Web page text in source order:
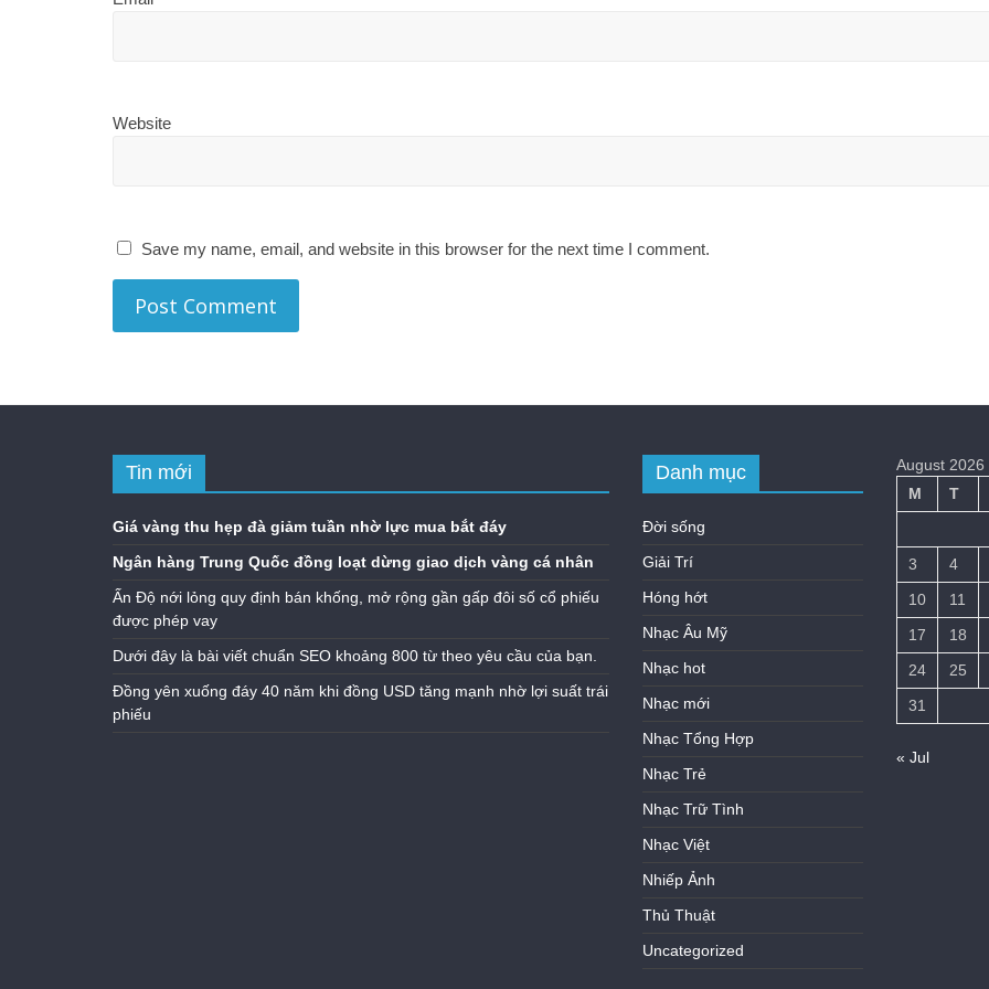
Website
Save my name, email, and website in this browser for the next time I comment.
Tin mới
Giá vàng thu hẹp đà giảm tuần nhờ lực mua bắt đáy
Ngân hàng Trung Quốc đồng loạt dừng giao dịch vàng cá nhân
Ấn Độ nới lỏng quy định bán khống, mở rộng gần gấp đôi số cổ phiếu
được phép vay
Dưới đây là bài viết chuẩn SEO khoảng 800 từ theo yêu cầu của bạn.
Đồng yên xuống đáy 40 năm khi đồng USD tăng mạnh nhờ lợi suất trái
phiếu
Danh mục
Đời sống
Giải Trí
Hóng hớt
Nhạc Âu Mỹ
Nhạc hot
Nhạc mới
Nhạc Tổng Hợp
Nhạc Trẻ
Nhạc Trữ Tình
Nhạc Việt
Nhiếp Ảnh
Thủ Thuật
Uncategorized
August 2026
M
T
3
4
10
11
17
18
24
25
31
« Jul